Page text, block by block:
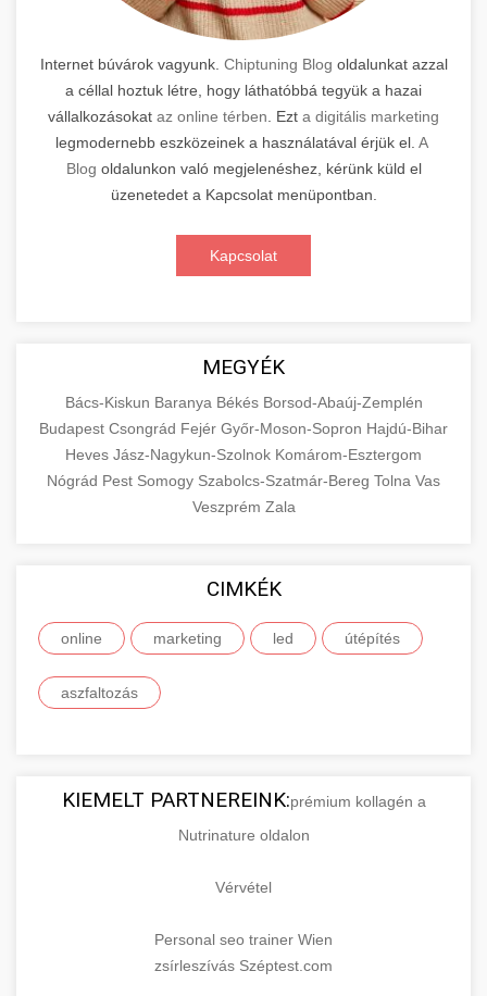
Internet búvárok vagyunk. Chiptuning Blog oldalunkat azzal
a céllal hoztuk létre, hogy láthatóbbá tegyük a hazai
vállalkozásokat az online térben . Ezt a digitális marketing
legmodernebb eszközeinek a használatával érjük el. A
Blog oldalunkon való megjelenéshez, kérünk küld el
üzenetedet a Kapcsolat menüpontban.
Kapcsolat
MEGYÉK
Bács-Kiskun Baranya Békés Borsod-Abaúj-Zemplén
Budapest Csongrád Fejér Győr-Moson-Sopron Hajdú-Bihar
Heves Jász-Nagykun-Szolnok Komárom-Esztergom
Nógrád Pest Somogy Szabolcs-Szatmár-Bereg Tolna Vas
Veszprém Zala
CIMKÉK
online marketing led útépítés
aszfaltozás
KIEMELT PARTNEREINK:prémium kollagén a
Nutrinature oldalon
Vérvétel
Personal seo trainer Wien
zsírleszívás Széptest.com